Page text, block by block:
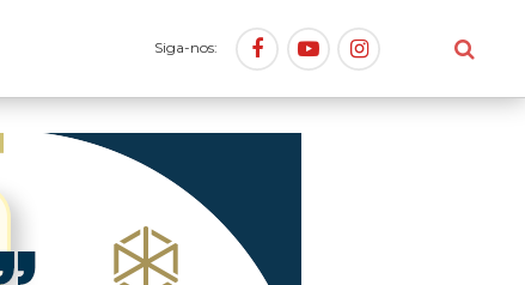
Siga-nos: